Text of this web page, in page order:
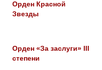
Орден Красной
Звезды
Орден «За заслуги» ІІІ
степени